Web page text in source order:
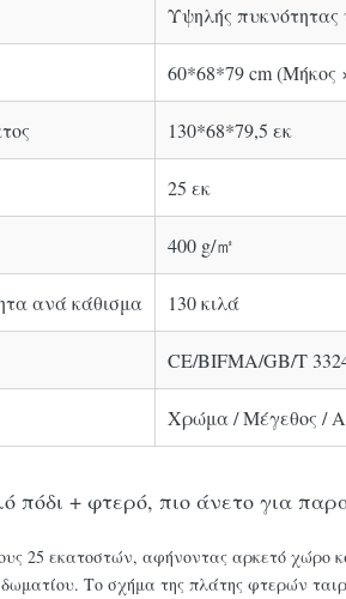
Υψηλής
60*68*79 cm
130*68*79,5 εκ
25 εκ
400 g/㎡
ανά κάθισμα 130 κιλά
CE/BIFMA/GB/T
Χρώμα / Μέγεθος /
πόδι + φτερό, πιο άνετο για
25 εκατοστών, αφήνοντας αρκετό χώρο
Το σχήμα της πλάτης φτερών